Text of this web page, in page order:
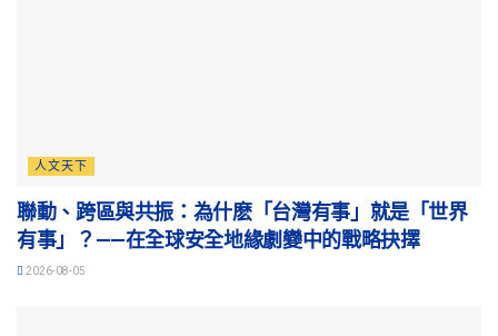
人文天下
聯動、跨區與共振：為什麽「台灣有事」就是「世界
有事」？——在全球安全地緣劇變中的戰略抉擇
2026-08-05